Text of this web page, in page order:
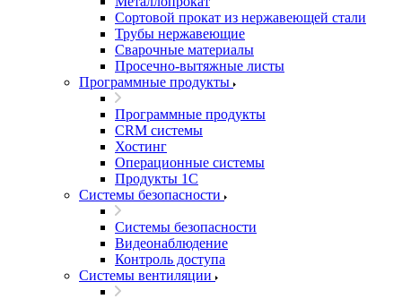
Сортовой прокат из нержавеющей стали
Трубы нержавеющие
Сварочные материалы
Просечно-вытяжные листы
Программные продукты
Программные продукты
CRM системы
Хостинг
Операционные системы
Продукты 1С
Системы безопасности
Системы безопасности
Видеонаблюдение
Контроль доступа
Системы вентиляции